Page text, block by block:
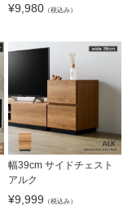
¥9,980（税込み）
幅39cm サイドチェスト
アルク
¥9,999 （税込み）